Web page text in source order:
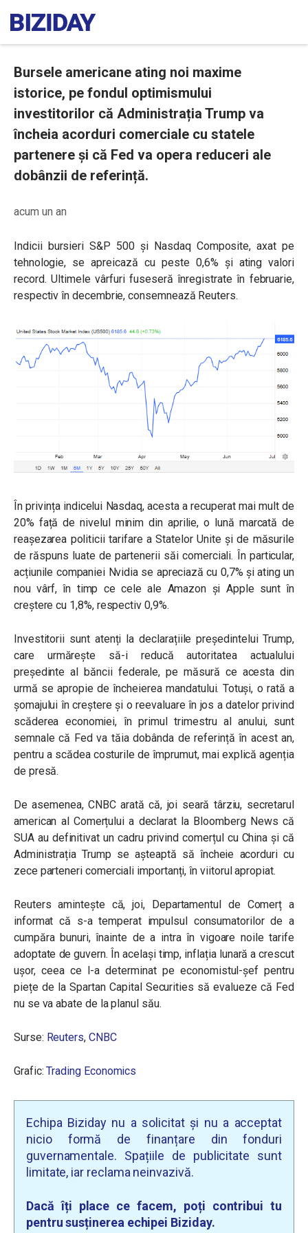
Bursele americane ating noi maxime
istorice, pe fondul optimismului
investitorilor că Administrația Trump va
încheia acorduri comerciale cu statele
partenere și că Fed va opera reduceri ale
dobânzii de referință.
acum un an
Indicii bursieri S&P 500 și Nasdaq Composite, axat pe
tehnologie, se apreicază cu peste 0,6% și ating valori
record. Ultimele vârfuri fuseseră înregistrate în februarie,
respectiv în decembrie, consemnează Reuters.
În privința indicelui Nasdaq, acesta a recuperat mai mult de
20% față de nivelul minim din aprilie, o lună marcată de
reașezarea politicii tarifare a Statelor Unite și de măsurile
de răspuns luate de partenerii săi comerciali. În particular,
acțiunile companiei Nvidia se apreciază cu 0,7% și ating un
nou vârf, în timp ce cele ale Amazon și Apple sunt în
creștere cu 1,8%, respectiv 0,9%.
Investitorii sunt atenți la declarațiile președintelui Trump,
care urmărește să-i reducă autoritatea actualului
președinte al băncii federale, pe măsură ce acesta din
urmă se apropie de încheierea mandatului. Totuși, o rată a
șomajului în creștere și o reevaluare în jos a datelor privind
scăderea economiei, în primul trimestru al anului, sunt
semnale că Fed va tăia dobânda de referință în acest an,
pentru a scădea costurile de împrumut, mai explică agenția
de presă.
De asemenea, CNBC arată că, joi seară târziu, secretarul
american al Comerțului a declarat la Bloomberg News că
SUA au definitivat un cadru privind comerțul cu China și că
Administrația Trump se așteaptă să încheie acorduri cu
zece parteneri comerciali importanți, în viitorul apropiat.
Reuters amintește că, joi, Departamentul de Comerț a
informat că s-a temperat impulsul consumatorilor de a
cumpăra bunuri, înainte de a intra în vigoare noile tarife
adoptate de guvern. În același timp, inflația lunară a crescut
ușor, ceea ce l-a determinat pe economistul-șef pentru
piețe de la Spartan Capital Securities să evalueze că Fed
nu se va abate de la planul său.
Surse: Reuters, CNBC
Grafic:Trading Economics
Echipa Biziday nu a solicitat și nu a acceptat
nicio formă de finanțare din fonduri
guvernamentale. Spațiile de publicitate sunt
limitate, iar reclama neinvazivă.
Dacă îți place ce facem, poți contribui tu
pentru susținerea echipei Biziday.